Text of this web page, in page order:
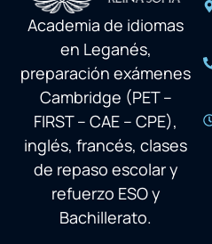
Academia de idiomas
en Leganés,
preparación exámenes
Cambridge (PET –
FIRST – CAE – CPE),
inglés, francés, clases
de repaso escolar y
refuerzo ESO y
Bachillerato.